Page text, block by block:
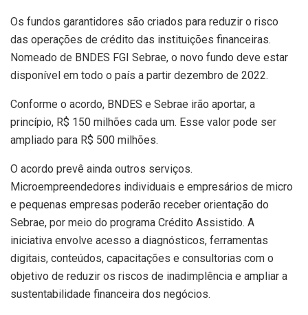
Os fundos garantidores são criados para reduzir o risco
das operações de crédito das instituições financeiras.
Nomeado de BNDES FGI Sebrae, o novo fundo deve estar
disponível em todo o país a partir dezembro de 2022.
Conforme o acordo, BNDES e Sebrae irão aportar, a
princípio, R$ 150 milhões cada um. Esse valor pode ser
ampliado para R$ 500 milhões.
O acordo prevê ainda outros serviços.
Microempreendedores individuais e empresários de micro
e pequenas empresas poderão receber orientação do
Sebrae, por meio do programa Crédito Assistido. A
iniciativa envolve acesso a diagnósticos, ferramentas
digitais, conteúdos, capacitações e consultorias com o
objetivo de reduzir os riscos de inadimplência e ampliar a
sustentabilidade financeira dos negócios.